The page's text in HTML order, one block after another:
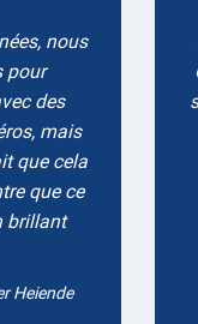
nous
pour
des
mais
que cela
que ce
brillant
Heiende